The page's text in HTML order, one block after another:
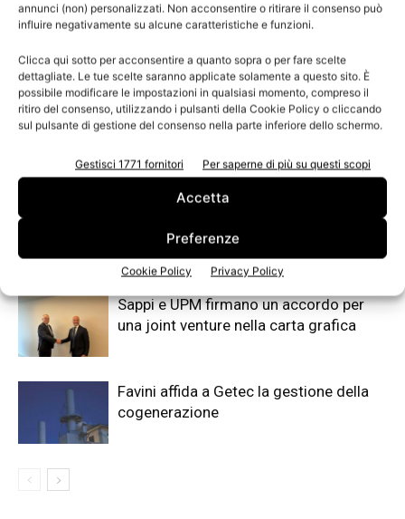
annunci (non) personalizzati. Non acconsentire o ritirare il consenso può
influire negativamente su alcune caratteristiche e funzioni.
Clicca qui sotto per acconsentire a quanto sopra o per fare scelte
dettagliate. Le tue scelte saranno applicate solamente a questo sito. È
possibile modificare le impostazioni in qualsiasi momento, compreso il
ritiro del consenso, utilizzando i pulsanti della Cookie Policy o cliccando
sul pulsante di gestione del consenso nella parte inferiore dello schermo.
Gestisci 1771 fornitori Per saperne di più su questi scopi
Accetta
Preferenze
Cookie Policy Privacy Policy
Articoli correlati Di più dello stesso autore
accelerare l’innovazione nel tissue
Sappi e UPM firmano un accordo per
una joint venture nella carta grafica
Favini affida a Getec la gestione della
cogenerazione